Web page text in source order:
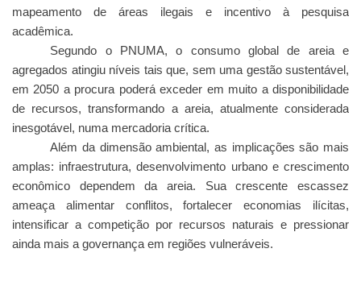
mapeamento de áreas ilegais e incentivo à pesquisa
acadêmica.
Segundo o PNUMA, o consumo global de areia e
agregados atingiu níveis tais que, sem uma gestão sustentável,
em 2050 a procura poderá exceder em muito a disponibilidade
de recursos, transformando a areia, atualmente considerada
inesgotável, numa mercadoria crítica.
Além da dimensão ambiental, as implicações são mais
amplas: infraestrutura, desenvolvimento urbano e crescimento
econômico dependem da areia. Sua crescente escassez
ameaça alimentar conflitos, fortalecer economias ilícitas,
intensificar a competição por recursos naturais e pressionar
ainda mais a governança em regiões vulneráveis.